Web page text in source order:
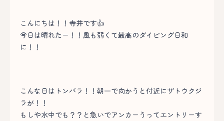
こんにちは！！寺井です👍
今日は晴れたー！！風も弱くて最高のダイビング日和
に！！
こんな日はトンバラ！！朝一で向かうと付近にザトウクジ
ラが！！
もしや水中でも？？と急いでアンカーうってエントリーす